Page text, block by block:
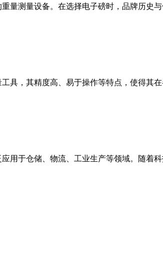
量测量设备。在选择电子磅时，品牌历史
具，其精度高、易于操作等特点，使得其
用于仓储、物流、工业生产等领域。随着